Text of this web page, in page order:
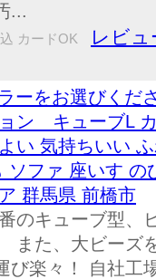
...
カードOK
レビュ
ーをお選びくだ
ン キューブL
い 気持ちいい
ソファ 座いす
群馬県 前橋市
のキューブ型、
また、大ビーズ
び楽々！ 自社工